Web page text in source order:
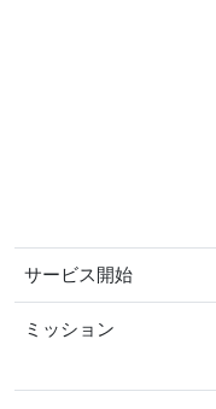
サービス開始
ミッション